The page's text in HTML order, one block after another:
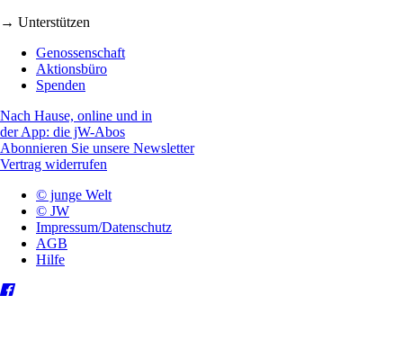
→ Unterstützen
Genossenschaft
Aktionsbüro
Spenden
Nach Hause, online und in
der App: die jW-Abos
Abonnieren Sie unsere Newsletter
Vertrag widerrufen
© junge Welt
© JW
Impressum/Datenschutz
AGB
Hilfe